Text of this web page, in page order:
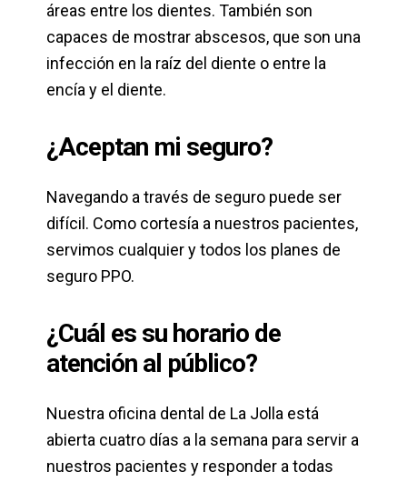
áreas entre los dientes. También son
capaces de mostrar abscesos, que son una
infección en la raíz del diente o entre la
encía y el diente.
¿Aceptan mi seguro?
Navegando a través de seguro puede ser
difícil. Como cortesía a nuestros pacientes,
servimos cualquier y todos los planes de
seguro PPO.
¿Cuál es su horario de
atención al público?
Nuestra oficina dental de La Jolla está
abierta cuatro días a la semana para servir a
nuestros pacientes y responder a todas